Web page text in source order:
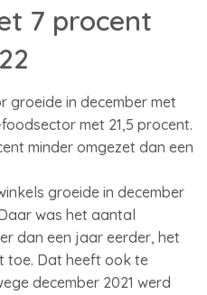
7 procent
groeide in december met
met 21,5 procent.
minder omgezet dan een
groeide in december
was het aantal
dan een jaar eerder, het
toe. Dat heeft ook te
december 2021 werd